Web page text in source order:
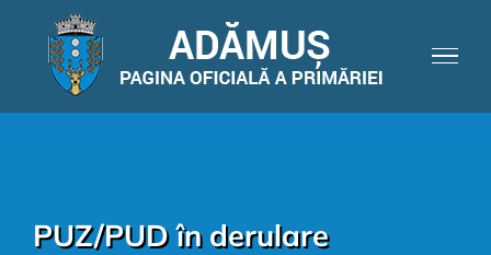
PUZ/PUD în derulare